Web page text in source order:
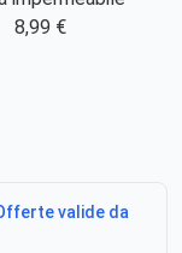
8,99 €
valide da